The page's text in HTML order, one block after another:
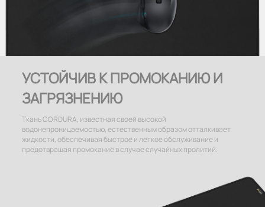
УСТОЙЧИВ К ПРОМОКАНИЮ И
ЗАГРЯЗНЕНИЮ
Ткань CORDURA, известная своей высокой
водонепроницаемостью, естественным образом отталкивает
жидкости, обеспечивая быстрое и легкое обслуживание и
предотвращая промокание в случае случайных пролитий.